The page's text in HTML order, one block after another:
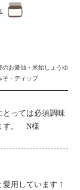
お醤油・米飴しょうゆ
そ・ディップ
とっては必須調味
す。 N様
用しています！